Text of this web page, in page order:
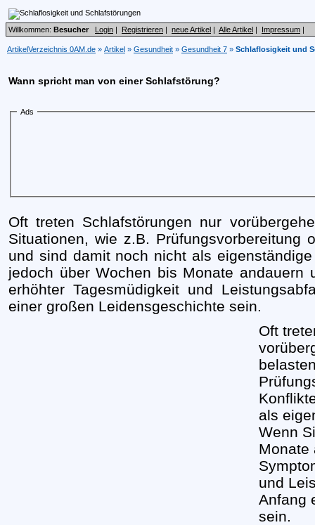
Willkommen: Besucher Login | Registrieren | neue Artikel | Alle Artikel | Impressum |
ArtikelVerzeichnis 0AM.de » Artikel » Gesundheit » Gesundheit 7 » Schlaflosigkeit und
Wann spricht man von einer Schlafstörung?
Ads
Oft treten Schlafstörungen nur
Situationen, wie z.B. Prüfungsvorbereitung
und sind damit noch nicht als
jedoch über Wochen bis Monate andauern
erhöhter Tagesmüdigkeit und
einer großen Leidensgeschichte sein.
Oft
als
Wenn
Monate
und
Anfang
sein.